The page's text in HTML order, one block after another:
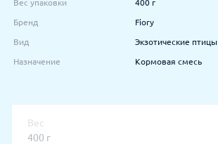
Вес упаковки 400 г
Бренд Fiory
Вид Экзотические птицы
Назначение Кормовая смесь
Вес
400 г